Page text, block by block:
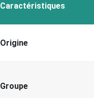
Caractéristiques
Origine
Groupe